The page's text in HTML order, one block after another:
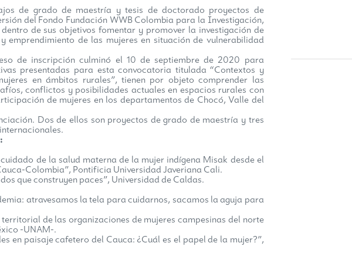
de grado de maestría y tesis de doctorado proyectos de
del Fondo Fundación WWB Colombia para la Investigación,
de sus objetivos fomentar y promover la investigación de
de las mujeres en situación de vulnerabilidad
de inscripción culminó el 10 de septiembre de 2020 para
presentadas para esta convocatoria titulada “Contextos y
en ámbitos rurales”, tienen por objeto comprender las
conflictos y posibilidades actuales en espacios rurales con
de mujeres en los departamentos de Chocó, Valle del
Dos de ellos son proyectos de grado de maestría y tres
de la salud materna de la mujer indígena Misak desde el
Colombia”, Pontificia Universidad Javeriana Cali.
que construyen paces”, Universidad de Caldas.
atravesamos la tela para cuidarnos, sacamos la aguja para
de las organizaciones de mujeres campesinas del norte
-UNAM-.
en paisaje cafetero del Cauca: ¿Cuál es el papel de la mujer?”,